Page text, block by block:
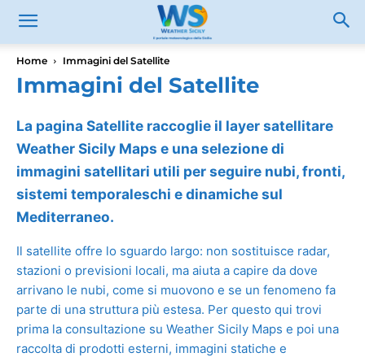
Home Immagini del Satellite
Immagini del Satellite
La pagina Satellite raccoglie il layer satellitare
Weather Sicily Maps e una selezione di
immagini satellitari utili per seguire nubi, fronti,
sistemi temporaleschi e dinamiche sul
Mediterraneo.
Il satellite offre lo sguardo largo: non sostituisce radar,
stazioni o previsioni locali, ma aiuta a capire da dove
arrivano le nubi, come si muovono e se un fenomeno fa
parte di una struttura più estesa. Per questo qui trovi
prima la consultazione su Weather Sicily Maps e poi una
raccolta di prodotti esterni, immagini statiche e